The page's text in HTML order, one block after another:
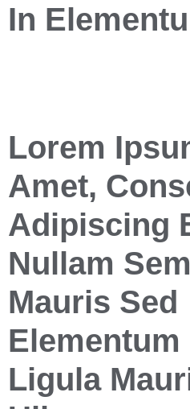
In
Lorem
Amet,
Adipiscing
Nullam
Mauris Sed
Elementum
Ligula